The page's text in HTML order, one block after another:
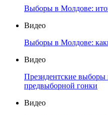
Выборы в Молдове:
Видео
Выборы в Молдове:
Видео
Президентские
предвыборной гонки
Видео